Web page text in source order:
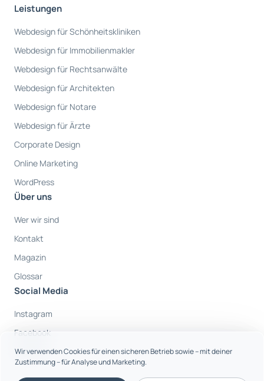
Wir verwenden Cookies für einen sicheren Betrieb sowie – mit deiner
Zustimmung – für Analyse und Marketing.
Leistungen
Webdesign für Schönheitskliniken
Webdesign für Immobilienmakler
Webdesign für Rechtsanwälte
Webdesign für Architekten
Webdesign für Notare
Webdesign für Ärzte
Corporate Design
Online Marketing
WordPress
Über uns
Wer wir sind
Kontakt
Magazin
Glossar
Social Media
Instagram
Facebook
Youtube